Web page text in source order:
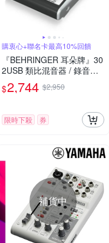
購衷心+聯名卡最高10%回饋
『BEHRINGER 耳朵牌』30
2USB 類比混音器 / 錄音介
面直播神器 / 公司貨
$2,744 $2,950
限時下殺 券
補貨中